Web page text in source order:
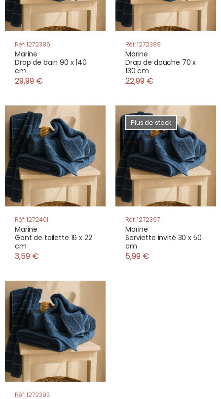
Réf: 1272385
Marine
Drap de bain 90 x 140
cm
29,99 €
Réf: 1272389
Marine
Drap de douche 70 x
130 cm
22,99 €
Réf: 1272401
Marine
Gant de toilette 16 x 22
cm
3,59 €
Plus de stock
Réf: 1272397
Marine
Serviette invité 30 x 50
cm
5,99 €
Réf: 1272393